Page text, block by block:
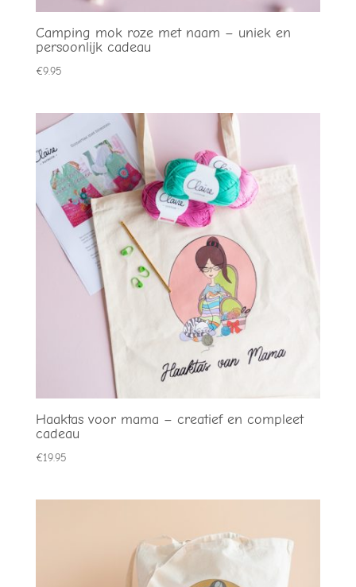
Camping mok roze met naam – uniek en
persoonlijk cadeau
€9.95
Haaktas voor mama – creatief en compleet
cadeau
€19.95